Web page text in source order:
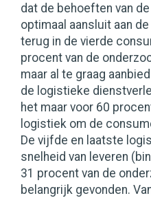
dat de behoeften van
optimaal aansluit aan
terug in de vierde
procent van de
maar al te graag
de logistieke
het maar voor 60
logistiek om de
De vijfde en laatste
snelheid van leveren
31 procent van de
belangrijk gevonden.